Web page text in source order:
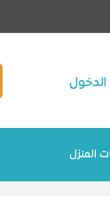
المنزل